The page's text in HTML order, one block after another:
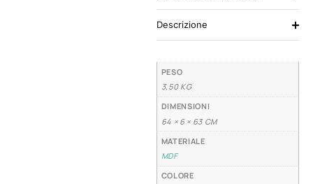
Descrizione
PESO
3,50 KG
DIMENSIONI
64 × 6 × 63 CM
MATERIALE
MDF
COLORE